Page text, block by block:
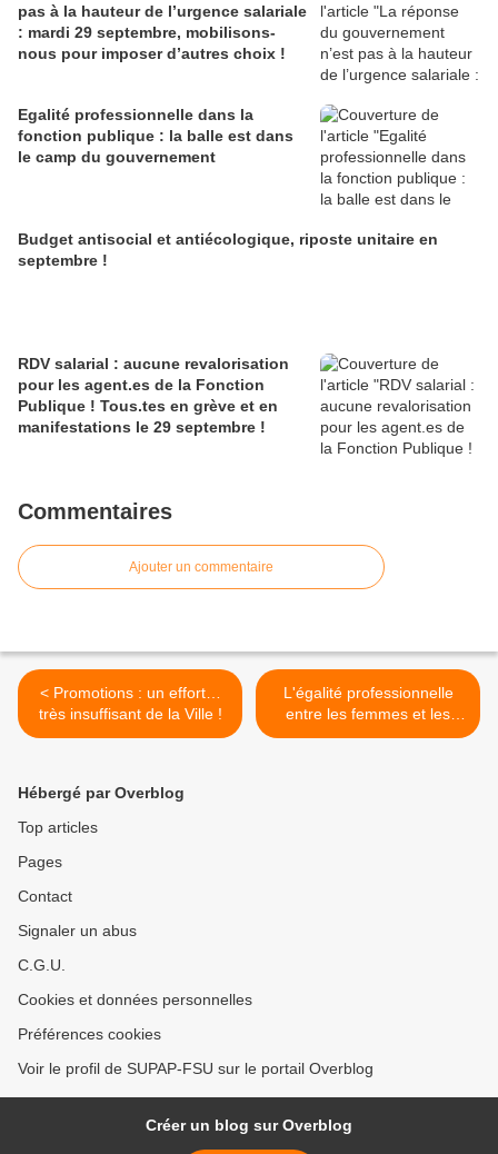
pas à la hauteur de l’urgence salariale
: mardi 29 septembre, mobilisons-
nous pour imposer d’autres choix !
Egalité professionnelle dans la
fonction publique : la balle est dans
le camp du gouvernement
Budget antisocial et antiécologique, riposte unitaire en
septembre !
RDV salarial : aucune revalorisation
pour les agent.es de la Fonction
Publique ! Tous.tes en grève et en
manifestations le 29 septembre !
Commentaires
Ajouter un commentaire
< Promotions : un effort…
très insuffisant de la Ville !
L'égalité professionnelle
entre les femmes et les
hommes est une exigence
Hébergé par Overblog
Top articles
Pages
Contact
Signaler un abus
C.G.U.
Cookies et données personnelles
Préférences cookies
Voir le profil de SUPAP-FSU sur le portail Overblog
Créer un blog sur Overblog